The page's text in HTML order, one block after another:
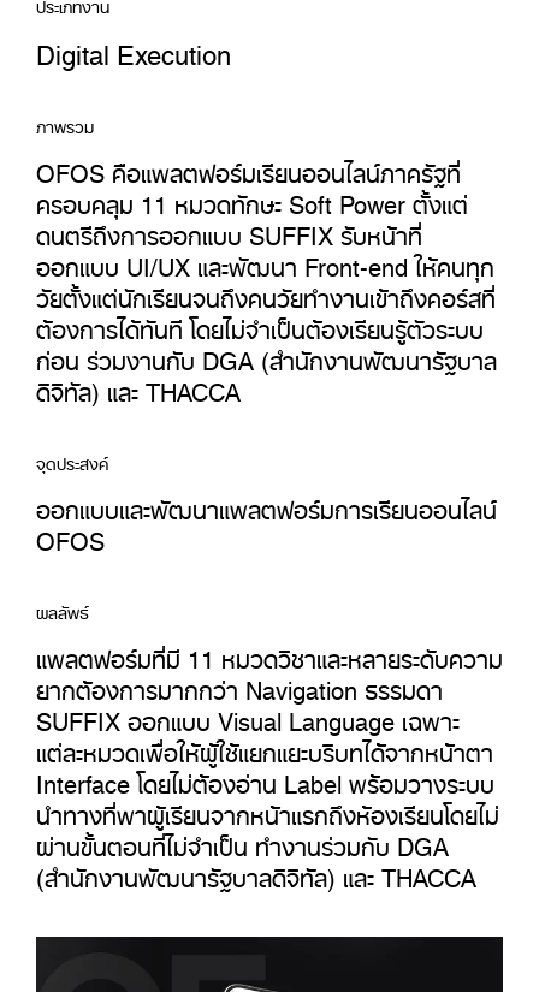
Digital Execution
ภาพรวม
OFOS คือแพลตฟอร์มเรียนออนไลน์ภาครัฐที่
ครอบคลุม 11 หมวดทักษะ Soft Power ตั้งแต่
ดนตรีถึงการออกแบบ SUFFIX รับหน้าที่
ออกแบบ UI/UX และพัฒนา Front-end ให้คนทุก
วัยตั้งแต่นักเรียนจนถึงคนวัยทำงานเข้าถึงคอร์สที่
ต้องการได้ทันที โดยไม่จำเป็นต้องเรียนรู้ตัวระบบ
ก่อน ร่วมงานกับ DGA (สำนักงานพัฒนารัฐบาล
ดิจิทัล) และ THACCA
จุดประสงค์
ออกแบบและพัฒนาแพลตฟอร์มการเรียนออนไลน์
OFOS
ผลลัพธ์
แพลตฟอร์มที่มี 11 หมวดวิชาและหลายระดับความ
ยากต้องการมากกว่า Navigation ธรรมดา
SUFFIX ออกแบบ Visual Language เฉพาะ
แต่ละหมวดเพื่อให้ผู้ใช้แยกแยะบริบทได้จากหน้าตา
Interface โดยไม่ต้องอ่าน Label พร้อมวางระบบ
นำทางที่พาผู้เรียนจากหน้าแรกถึงห้องเรียนโดยไม่
ผ่านขั้นตอนที่ไม่จำเป็น ทำงานร่วมกับ DGA
(สำนักงานพัฒนารัฐบาลดิจิทัล) และ THACCA